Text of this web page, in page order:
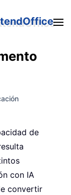
de
con IA
convertir